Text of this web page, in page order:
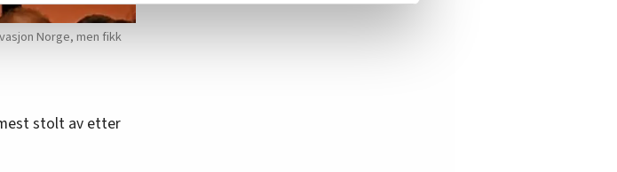
siden.
Norge, men fikk
stolt av etter